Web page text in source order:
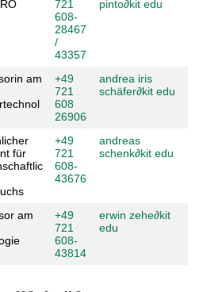
721
608-
28467
/
43357
pinto∂kit edu
am
+49
721
608
26906
andrea iris
schäfer∂kit edu
für
+49
721
608-
43676
andreas
schenk∂kit edu
am
+49
721
608-
43814
erwin zehe∂kit
edu